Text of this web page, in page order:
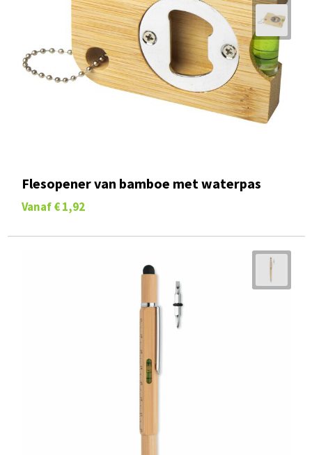
Flesopener van bamboe met waterpas
Vanaf € 1,92